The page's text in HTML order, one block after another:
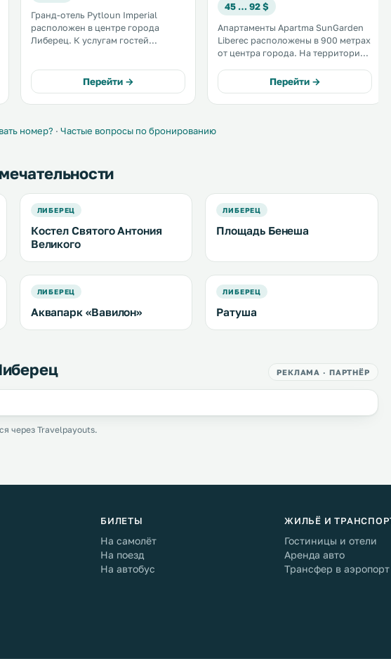
Гранд-отель Pytloun Imperial
расположен в центре города
Либерец. К услугам гостей
Перейти →
45 … 92 $
Апартаменты Apartma SunGarden
Liberec расположены в 900 метрах
от центра города. На территории
комплекса к услугам гостей
детские игровые площадки, сады,
зоны для отдыха, принадлежности
Перейти →
номер? · Частые вопросы по бронированию
ЛИБЕРЕЦ
Костел Святого Антония
Великого
ЛИБЕРЕЦ
Площадь Бенеша
ЛИБЕРЕЦ
Аквапарк «Вавилон»
ЛИБЕРЕЦ
Ратуша
РЕКЛАМА · ПАРТНЁР
через Travelpayouts.
БИЛЕТЫ
На самолёт
На поезд
На автобус
ЖИЛЬЁ И
Гостиницы и отели
Аренда авто
Трансфер в аэропорт